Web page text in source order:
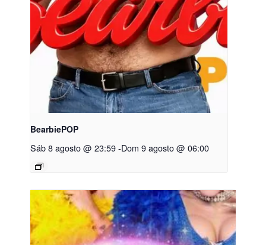
BearbiePOP
Sáb 8 agosto @ 23:59-Dom 9 agosto @ 06:00